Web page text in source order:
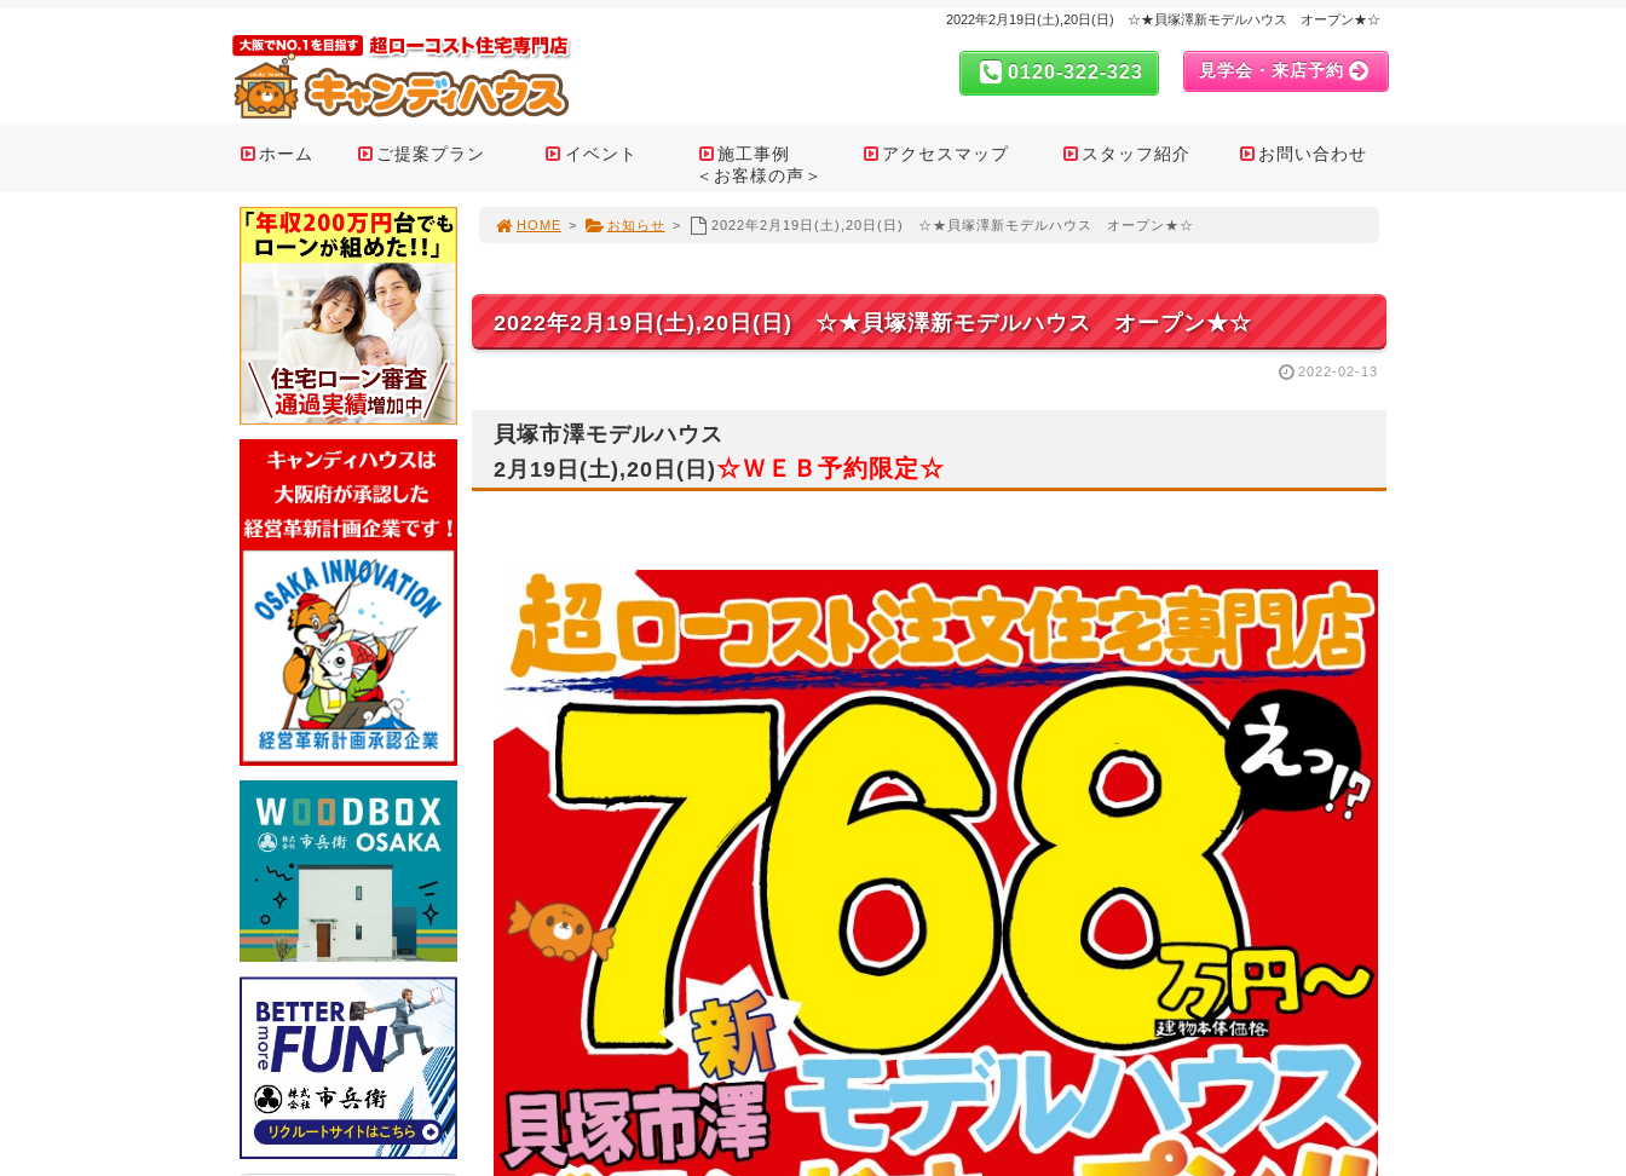
2022年2月19日(土),20日(日) ☆★貝塚澤新モデルハウス オープン★☆
見学会・来店予約
0120-322-323
ホーム ご提案プラン イベント
施工事例
＜お客様の声＞
アクセスマップ スタッフ紹介 お問い合わせ
HOME > お知らせ > 2022年2月19日(土),20日(日) ☆★貝塚澤新モデルハウス オープン★☆
2022年2月19日(土),20日(日) ☆★貝塚澤新モデルハウス オープン★☆
2022-02-13
貝塚市澤モデルハウス
2月19日(土),20日(日)☆ＷＥＢ予約限定☆